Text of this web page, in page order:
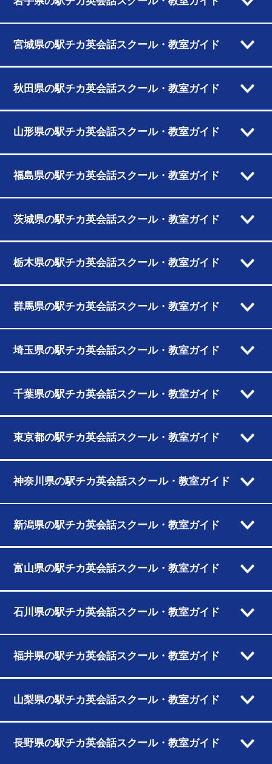
宮城県の駅チカ英会話スクール・教室ガイド
秋田県の駅チカ英会話スクール・教室ガイド
山形県の駅チカ英会話スクール・教室ガイド
福島県の駅チカ英会話スクール・教室ガイド
茨城県の駅チカ英会話スクール・教室ガイド
栃木県の駅チカ英会話スクール・教室ガイド
群馬県の駅チカ英会話スクール・教室ガイド
埼玉県の駅チカ英会話スクール・教室ガイド
千葉県の駅チカ英会話スクール・教室ガイド
東京都の駅チカ英会話スクール・教室ガイド
神奈川県の駅チカ英会話スクール・教室ガイド
新潟県の駅チカ英会話スクール・教室ガイド
富山県の駅チカ英会話スクール・教室ガイド
石川県の駅チカ英会話スクール・教室ガイド
福井県の駅チカ英会話スクール・教室ガイド
山梨県の駅チカ英会話スクール・教室ガイド
長野県の駅チカ英会話スクール・教室ガイド